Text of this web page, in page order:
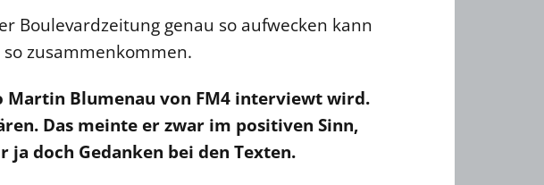
Boulevardzeitung genau so aufwecken kann
zusammenkommen.
Martin Blumenau von FM4 interviewt wird.
Das meinte er zwar im positiven Sinn,
doch Gedanken bei den Texten.